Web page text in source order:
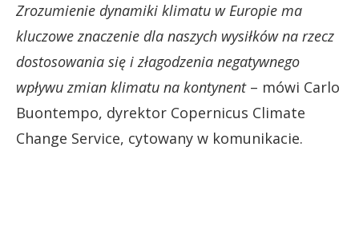
Zrozumienie dynamiki klimatu w Europie ma
kluczowe znaczenie dla naszych wysiłków na rzecz
dostosowania się i złagodzenia negatywnego
wpływu zmian klimatu na kontynent– mówi Carlo
Buontempo, dyrektor Copernicus Climate
Change Service, cytowany w komunikacie.